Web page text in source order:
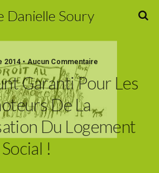
Danielle Soury
2014 • Aucun Commentaire
Garanti Pour Les
De La
Du Logement
Social !